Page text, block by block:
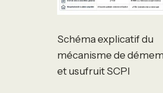
Schéma explicatif du
mécanisme de
et usufruit SCPI